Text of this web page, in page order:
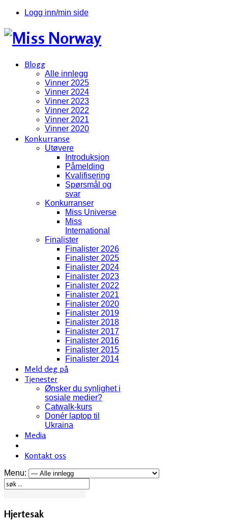
Logg inn/min side
Blogg
Alle innlegg
Vinner 2025
Vinner 2024
Vinner 2023
Vinner 2022
Vinner 2021
Vinner 2020
Konkurranse
Utøvere
Introduksjon
Påmelding
Kvalifisering
Spørsmål og
svar
Konkurranser
Miss Universe
Miss
International
Finalister
Finalister 2026
Finalister 2025
Finalister 2024
Finalister 2023
Finalister 2022
Finalister 2021
Finalister 2020
Finalister 2019
Finalister 2018
Finalister 2017
Finalister 2016
Finalister 2015
Finalister 2014
Meld deg på
Tjenester
Ønsker du synlighet i
sosiale medier?
Catwalk-kurs
Donér laptop til
Ukraina
Media
Kontakt oss
Menu:
Hjertesak